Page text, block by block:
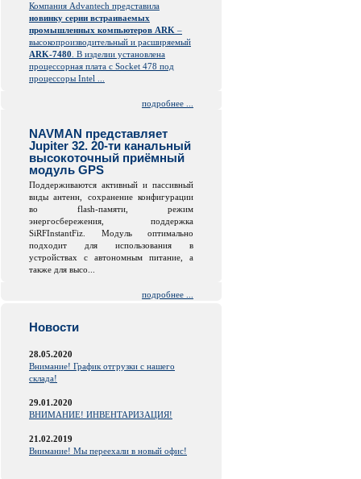
Компания Advantech представила
новинку серии встраиваемых
промышленных компьютеров ARK –
высокопроизводительный и расширяемый
ARK-7480 . В изделии установлена
процессорная плата с Socket 478 под
процессоры Intel ...
подробнее ...
NAVMAN представляет
Jupiter 32. 20-ти канальный
высокоточный приёмный
модуль GPS
Поддерживаются активный и пассивный
виды антенн, сохранение конфигурации
во flash-памяти, режим
энергосбережения, поддержка
SiRFInstantFiz. Модуль оптимально
подходит для использования в
устройствах с автономным питание, а
также для высо...
подробнее ...
Новости
28.05.2020
Внимание! График отгрузки с нашего
склада!
29.01.2020
ВНИМАНИЕ! ИНВЕНТАРИЗАЦИЯ!
21.02.2019
Внимание! Мы переехали в новый офис!